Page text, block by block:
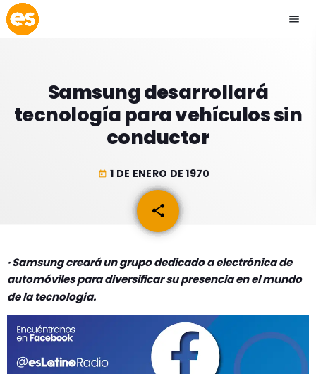
menu
EMISIÓN LA PAZ
EMISIÓN COCHABAMBA
ACTUALIDAD
ESPECTÁCULOS
GEEKERS
MÚSICA
ENTRETENIMIENTO
PROGRAMACIÓN
INICIO
Samsung desarrollará
tecnología para vehículos sin
conductor
today 1 DE ENERO DE 1970
share
email
· Samsung creará un grupo dedicado a electrónica de
automóviles para diversificar su presencia en el mundo
de la tecnología.